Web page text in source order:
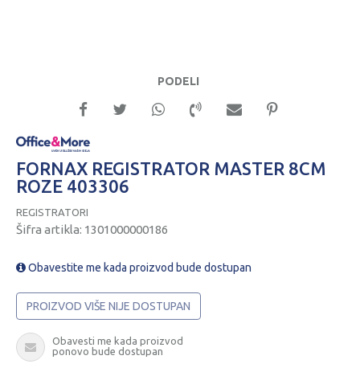
PODELI
FORNAX REGISTRATOR MASTER 8CM
ROZE 403306
REGISTRATORI
Šifra artikla: 1301000000186
Obavestite me kada proizvod bude dostupan
PROIZVOD VIŠE NIJE DOSTUPAN
Obavesti me kada proizvod
ponovo bude dostupan